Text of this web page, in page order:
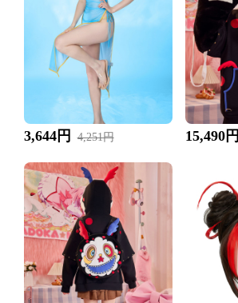
3,644円 4,251円 15,490円